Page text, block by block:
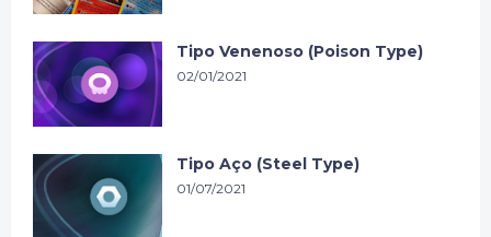
Tipo Venenoso (Poison Type)
02/01/2021
Tipo Aço (Steel Type)
01/07/2021